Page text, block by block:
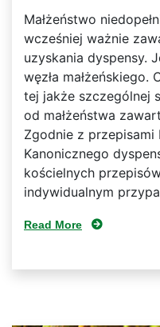
Małżeństwo
wcześniej ważnie
uzyskania dyspensy.
węzła
tej jakże szczególnej
od małżeństwa
Zgodnie z przepisami
Kanonicznego
kościelnych
indywidualnym
Read More